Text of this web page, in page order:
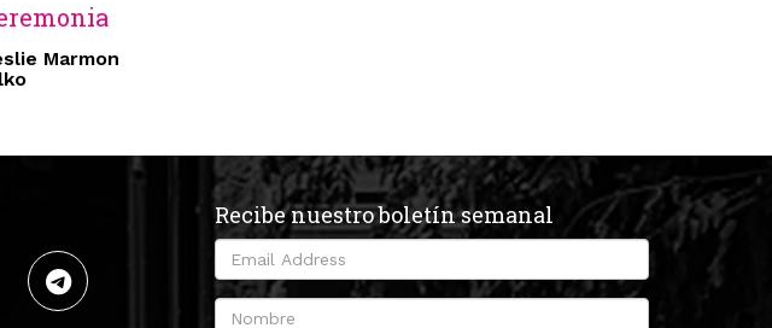
Marmon
Recibe nuestro boletín semanal